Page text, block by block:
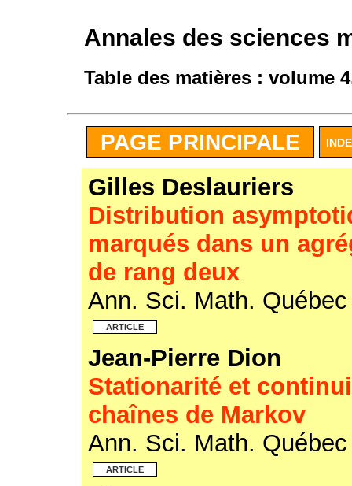
Annales des sciences
Table des matières : volume
PAGE PRINCIPALE
Gilles Deslauriers
Distribution
marqués dans un
de rang deux
Ann. Sci. Math.
ARTICLE
Jean-Pierre Dion
Stationarité et
chaînes de Markov
Ann. Sci. Math.
ARTICLE